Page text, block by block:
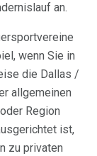
an.
wenn Sie in
die Dallas /
allgemeinen
Region
ist,
zu privaten